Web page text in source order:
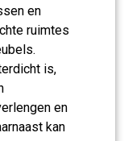
en
ruimtes
is,
en
kan